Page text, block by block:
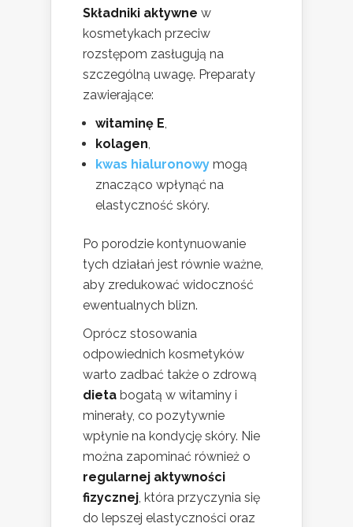
Składniki aktywne w
kosmetykach przeciw
rozstępom zasługują na
szczególną uwagę. Preparaty
zawierające:
witaminę E,
kolagen,
kwas hialuronowy mogą
znacząco wpłynąć na
elastyczność skóry.
Po porodzie kontynuowanie
tych działań jest równie ważne,
aby zredukować widoczność
ewentualnych blizn.
Oprócz stosowania
odpowiednich kosmetyków
warto zadbać także o zdrową
dieta bogatą w witaminy i
minerały, co pozytywnie
wpłynie na kondycję skóry. Nie
można zapominać również o
regularnej aktywności
fizycznej, która przyczynia się
do lepszej elastyczności oraz